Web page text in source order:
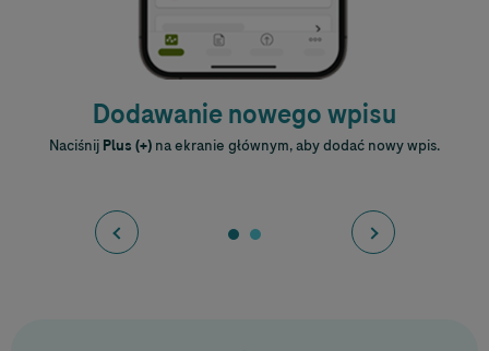
Dodawanie nowego wpisu
Naciśnij Plus (+) na ekranie głównym, aby dodać nowy wpis.